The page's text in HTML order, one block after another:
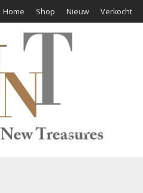
Home Shop Nieuw Verkocht